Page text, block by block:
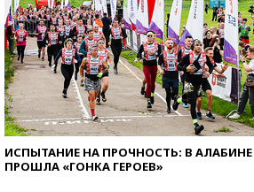
ИСПЫТАНИЕ НА ПРОЧНОСТЬ: В АЛАБИНЕ
ПРОШЛА «ГОНКА ГЕРОЕВ»